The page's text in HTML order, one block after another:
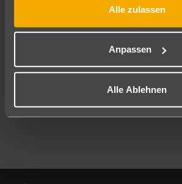
Alle zulassen
Anpassen
Alle Ablehnen
Mehr Filter anzeigen